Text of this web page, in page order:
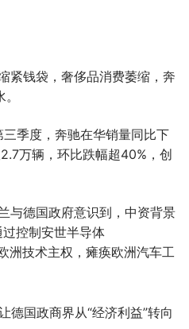
紧钱袋，奢侈品消费萎缩，奔
季度，奔驰在华销量同比下
万辆，环比跌幅超40%，创
与德国政府意识到，中资背景
过控制安世半导体
洲技术主权，瘫痪欧洲汽车工
德国政商界从“经济利益”转向